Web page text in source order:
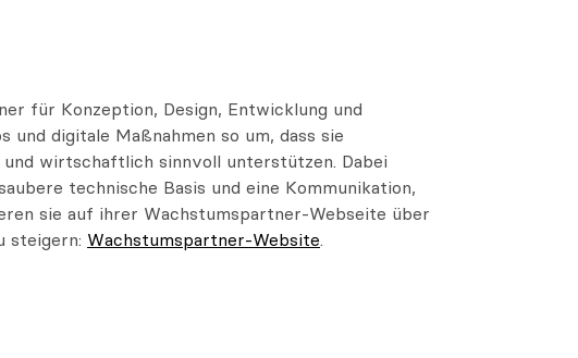
für Konzeption, Design, Entwicklung und
und digitale Maßnahmen so um, dass sie
wirtschaftlich sinnvoll unterstützen. Dabei
technische Basis und eine Kommunikation,
sie auf ihrer Wachstumspartner-Webseite über
steigern: Wachstumspartner-Website.